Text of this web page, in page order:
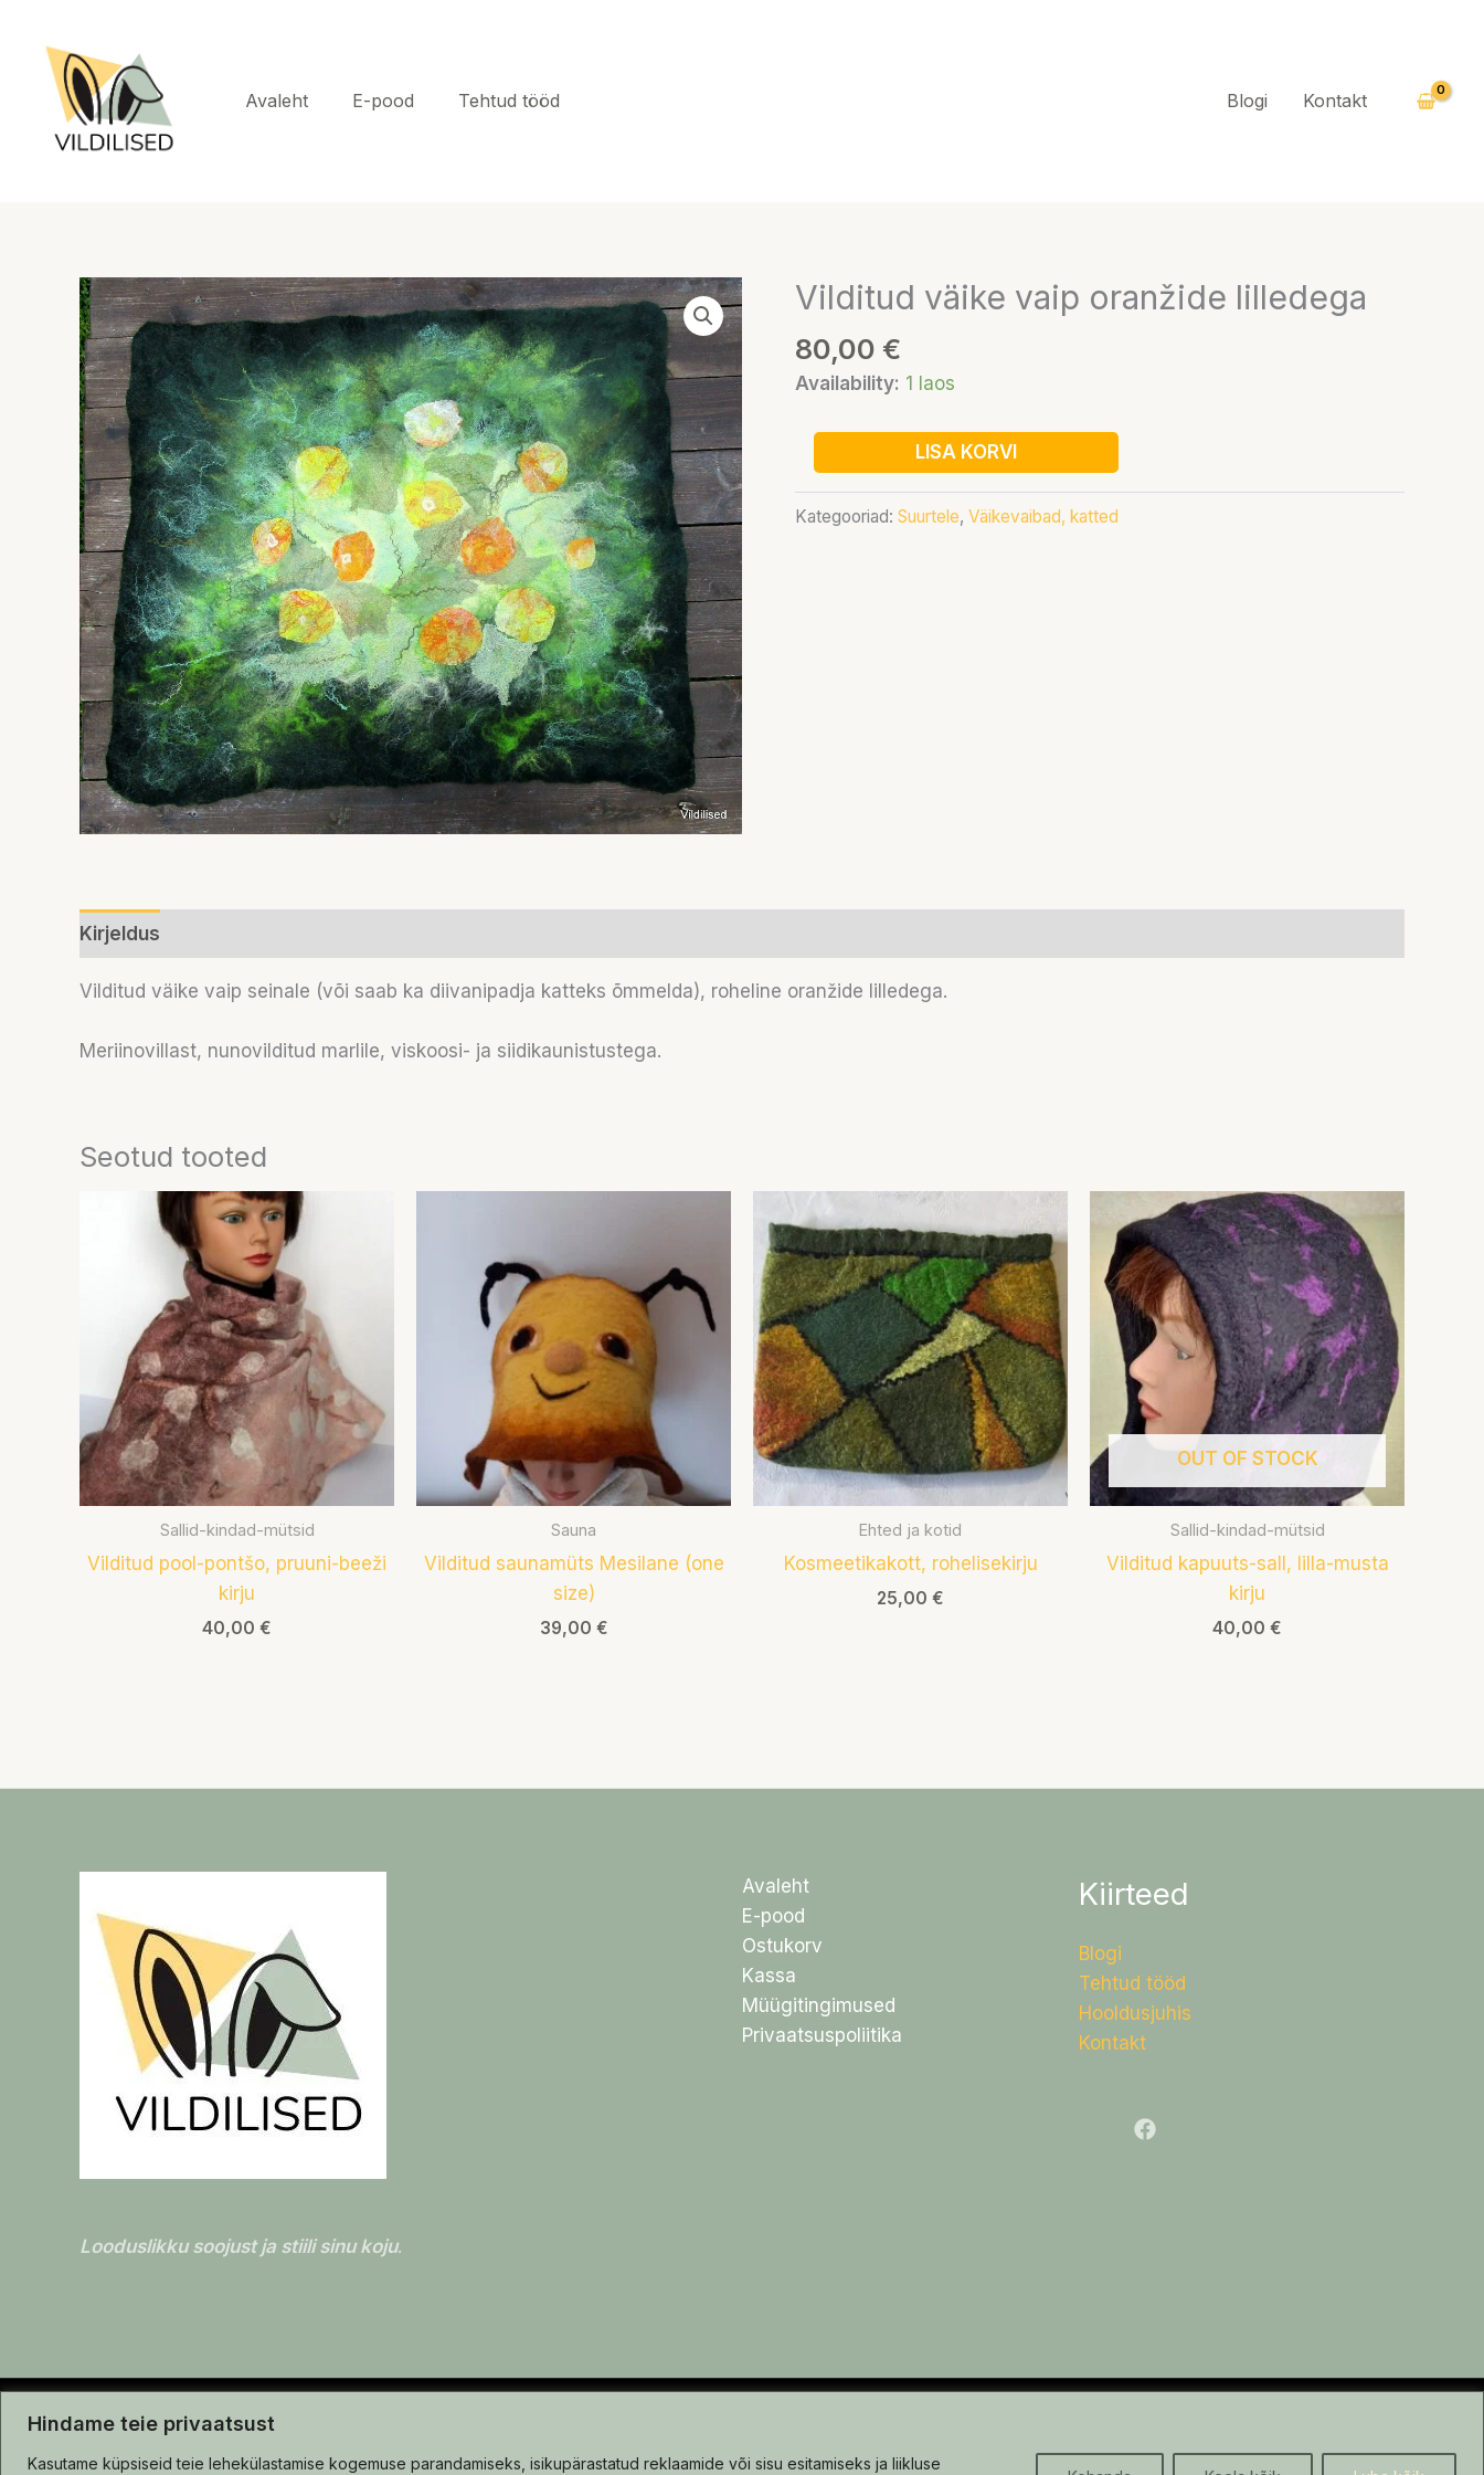
Hindame teie privaatsust
Kasutame küpsiseid teie lehekülastamise kogemuse parandamiseks, isikupärastatud reklaamide või sisu esitamiseks ja liikluse
content
Avaleht
E-pood Tehtud tööd Blogi Kontakt
Vilditud väike vaip oranžide lilledega
80,00 €
Availability: 1 laos
Vilditud
vaip
oranžide
kogus
LISA KORVI
Kategooriad: Suurtele, Väikevaibad, katted
Kirjeldus
Vilditud väike vaip seinale (või saab ka diivanipadja katteks õmmelda), roheline oranžide lilledega.
Meriinovillast, nunovilditud marlile, viskoosi- ja siidikaunistustega.
Seotud tooted
Sallid-kindad-mütsid
Vilditud pool-pontšo, pruuni-beeži
kirju
40,00 €
Sauna
Vilditud saunamüts Mesilane (one
size)
39,00 €
Ehted ja kotid
Kosmeetikakott, rohelisekirju
25,00 €
OUT OF STOCK
Sallid-kindad-mütsid
Vilditud kapuuts-sall, lilla-musta
kirju
40,00 €
Looduslikku soojust ja stiili sinu koju.
Avaleht
E-pood
Ostukorv
Kassa
Müügitingimused
Privaatsuspoliitika
Kiirteed
Blogi
Tehtud tööd
Hooldusjuhis
Kontakt
Copyright © 2026 | Vildilised.ee